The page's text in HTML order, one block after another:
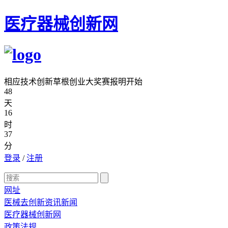
医疗器械创新网
相应技术创新草根创业大奖赛报明开始
48
天
16
时
37
分
登录 /注册
网址
医械去创新资讯新闻
医疗器械创新网